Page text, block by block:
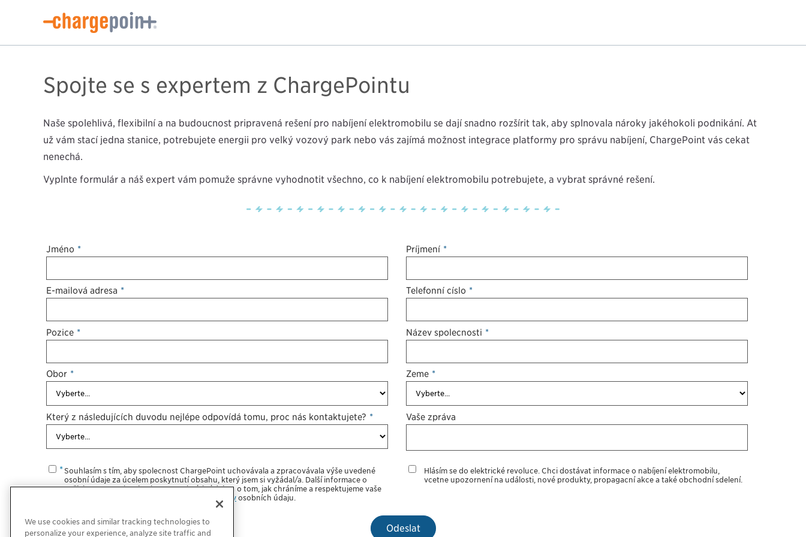
Spojte se s expertem z ChargePointu
Naše spolehlivá, flexibilní a na budoucnost připravená řešení pro nabíjení elektromobilů se dají snadno rozšířit tak, aby splňovala nároky jakéhokoli podnikání. Ať
už vám stačí jedna stanice, potřebujete energii pro velký vozový park nebo vás zajímá možnost integrace platformy pro správu nabíjení, ChargePoint vás čekat
nenechá.
Vyplňte formulář a náš expert vám pomůže správně vyhodnotit všechno, co k nabíjení elektromobilů potřebujete, a vybrat správné řešení.
*
Jméno *
Příjmení
*
E-mailová adresa *
Telefonní číslo
*
Pozice *
Název společnosti
*
Obor *
Země
*
Který z následujících důvodů nejlépe odpovídá tomu, proč nás kontaktujete? Vaše zpráva
Souhlasím s tím, aby společnost ChargePoint uchovávala a zpracovávala výše uvedené
osobní údaje za účelem poskytnutí obsahu, který jsem si vyžádal/a. Další informace o
našich postupech při ochraně osobních údajů a o tom, jak chráníme a respektujeme vaše
Zásadách ochranyosobních údajů.
Hlásím se do elektrické revoluce. Chci dostávat informace o nabíjení elektromobilů,
včetně upozornění na události, nové produkty, propagační akce a také obchodní sdělení.
Odeslat
We use cookies and similar tracking technologies to
personalize your experience, analyze site traffic and